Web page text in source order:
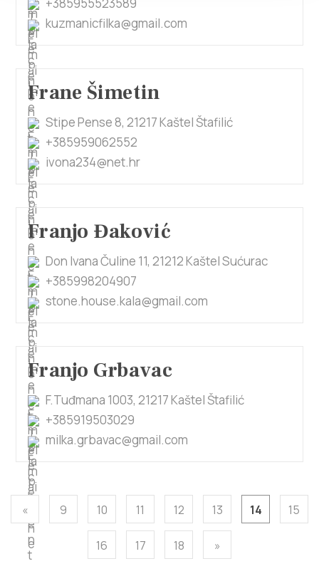
kuzmanicfilka@gmail.com
Frane Šimetin
Stipe Pense 8, 21217 Kaštel Štafilić
+385959062552
ivona234@net.hr
Franjo Đaković
Don Ivana Čuline 11, 21212 Kaštel Sućurac
+385998204907
stone.house.kala@gmail.com
Franjo Grbavac
F.Tuđmana 1003, 21217 Kaštel Štafilić
+385919503029
milka.grbavac@gmail.com
« 9 10 11 12 13 14 15
16 17 18 »